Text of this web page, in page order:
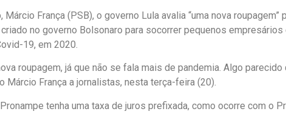
França (PSB), o governo Lula avalia “uma nova
no governo Bolsonaro para socorrer pequenos
19, em 2020.
roupagem, já que não se fala mais de pandemia. Algo
França a jornalistas, nesta terça-feira (20).
tenha uma taxa de juros prefixada, como ocorre com o